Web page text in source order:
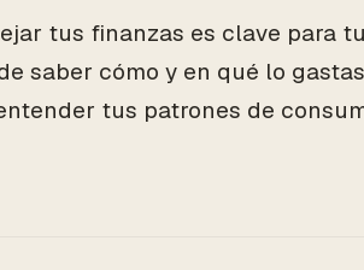
tus finanzas es clave para
saber cómo y en qué lo
tus patrones de